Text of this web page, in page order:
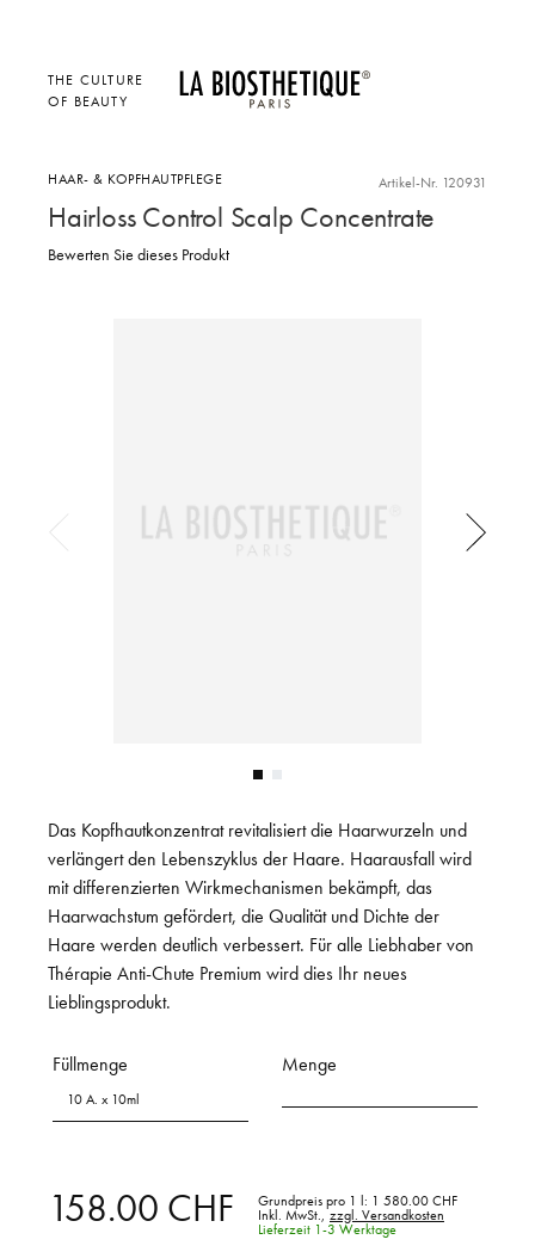
THE CULTURE
OF BEAUTY
HAAR- & KOPFHAUTPFLEGE Artikel-Nr. 120931
Hairloss Control Scalp Concentrate
Bewerten Sie dieses Produkt
Das Kopfhautkonzentrat revitalisiert die Haarwurzeln und
verlängert den Lebenszyklus der Haare. Haarausfall wird
mit differenzierten Wirkmechanismen bekämpft, das
Haarwachstum gefördert, die Qualität und Dichte der
Haare werden deutlich verbessert. Für alle Liebhaber von
Thérapie Anti-Chute Premium wird dies Ihr neues
Lieblingsprodukt.
Füllmenge
10 A. x 10ml
Menge
158.00 CHF Grundpreis pro 1 l: 1 580.00 CHF
Inkl. MwSt.,
zzgl. Versandkosten
Lieferzeit 1-3 Werktage